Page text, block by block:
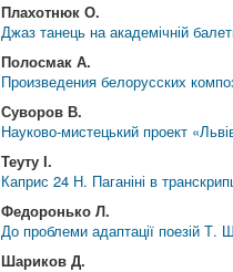
Плахотнюк О.
Джаз танець на академічній
Полосмак А.
Произведения белорусских
Суворов В.
Науково-мистецький проект
Теуту І.
Каприс 24 Н. Паганіні в
Федоронько Л.
До проблеми адаптації поезій Т.
Шариков Д.